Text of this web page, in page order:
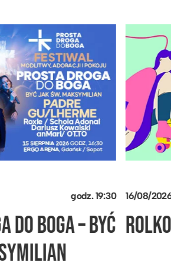
godz.19:30
DO BOGA – BYĆ
16/08/